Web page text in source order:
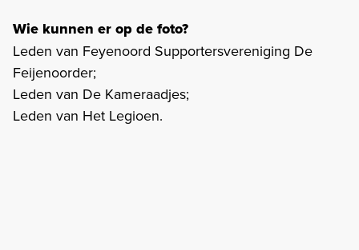
Wie kunnen er op de foto?
Leden van Feyenoord Supportersvereniging De
Feijenoorder;
Leden van De Kameraadjes;
Leden van Het Legioen.